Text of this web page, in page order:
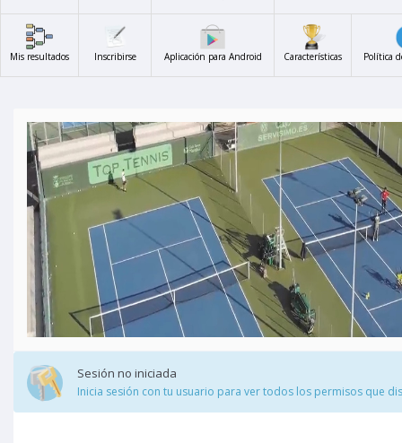
Mis resultados Inscribirse Aplicación para Android Características Política
Sesión no iniciada
Inicia sesión con tu usuario para ver todos los permisos que